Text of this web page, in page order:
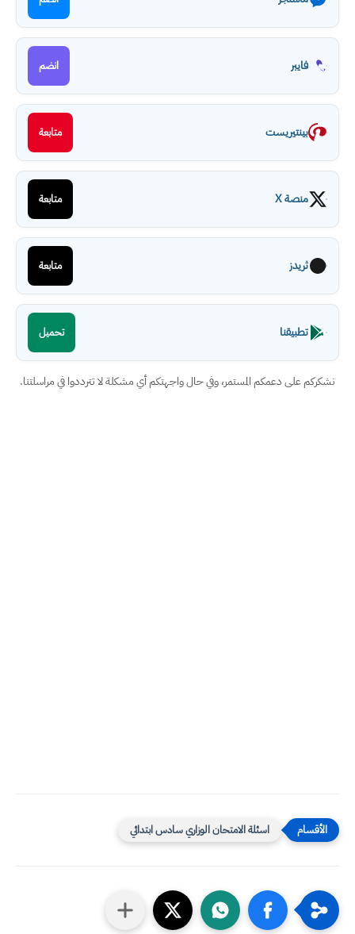
فايبر انضم
بينتيريست متابعة
منصة X متابعة
ثريدز متابعة
تطبيقنا تحميل
نشكركم على دعمكم المستمر، وفي حال واجهتكم أي مشكلة لا تترددوا في مراسلتنا.
اسئلة الامتحان الوزاري سادس ابتدائي